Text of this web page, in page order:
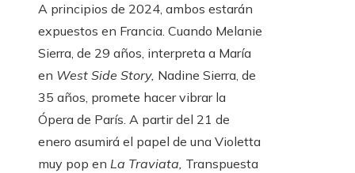
A principios de 2024, ambos estarán
expuestos en Francia. Cuando Melanie
Sierra, de 29 años, interpreta a María
en West Side Story, Nadine Sierra, de
35 años, promete hacer vibrar la
Ópera de París. A partir del 21 de
enero asumirá el papel de una Violetta
muy pop en La Traviata, Transpuesta